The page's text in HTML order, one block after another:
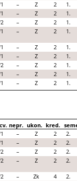
– Z 2
1.
– Z 2
1.
– Z 2
1.
– Z 2 1.
– Z 2
1.
– Z 2
1.
– Z 2
1.
– Z 2
1.
– Z 2 1.
nepr. ukon. kred.
– Z 2
2.
– Z 2
2.
– Z 2
2.
– Z 2 2.
– Zk 4
2.